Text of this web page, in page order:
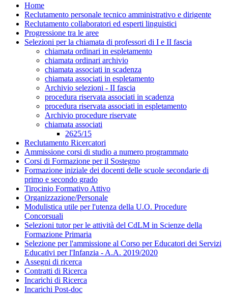
Home
Reclutamento personale tecnico amministrativo e dirigente
Reclutamento collaboratori ed esperti linguistici
Progressione tra le aree
Selezioni per la chiamata di professori di I e II fascia
chiamata ordinari in espletamento
chiamata ordinari archivio
chiamata associati in scadenza
chiamata associati in espletamento
Archivio selezioni - II fascia
procedura riservata associati in scadenza
procedura riservata associati in espletamento
Archivio procedure riservate
chiamata associati
2625/15
Reclutamento Ricercatori
Ammissione corsi di studio a numero programmato
Corsi di Formazione per il Sostegno
Formazione iniziale dei docenti delle scuole secondarie di
primo e secondo grado
Tirocinio Formativo Attivo
Organizzazione/Personale
Modulistica utile per l'utenza della U.O. Procedure
Concorsuali
Selezioni tutor per le attività del CdLM in Scienze della
Formazione Primaria
Selezione per l'ammissione al Corso per Educatori dei Servizi
Educativi per l'Infanzia - A.A. 2019/2020
Assegni di ricerca
Contratti di Ricerca
Incarichi di Ricerca
Incarichi Post-doc